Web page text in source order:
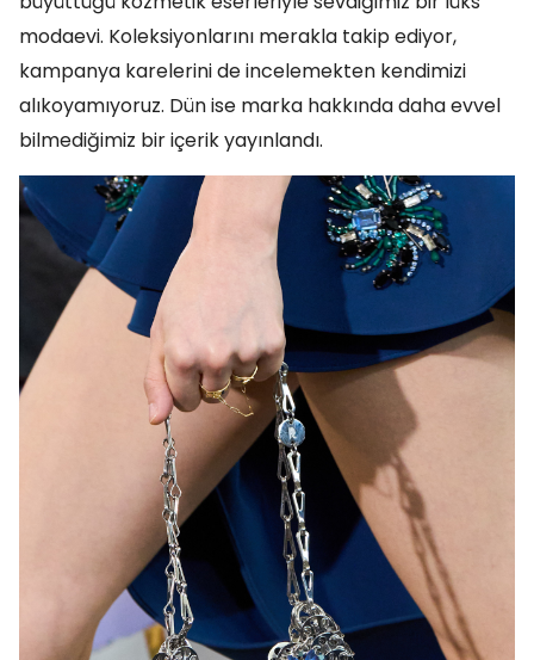
modaevi. Koleksiyonlarını merakla takip ediyor,
kampanya karelerini de incelemekten kendimizi
alıkoyamıyoruz. Dün ise marka hakkında daha evvel
bilmediğimiz bir içerik yayınlandı.